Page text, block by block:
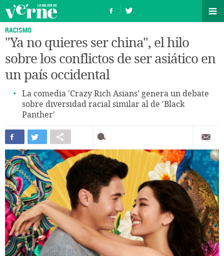
RACISMO
"Ya no quieres ser china", el hilo
sobre los conflictos de ser asiático en
un país occidental
La comedia 'Crazy Rich Asians' genera un debate
sobre diversidad racial similar al de 'Black
Panther'